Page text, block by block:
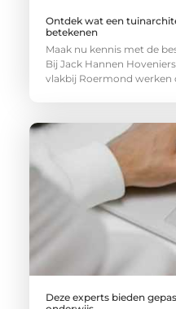
Ontdek wat een
betekenen
Maak nu kennis met de
Bij Jack Hannen
vlakbij Roermond werken
Deze experts bieden